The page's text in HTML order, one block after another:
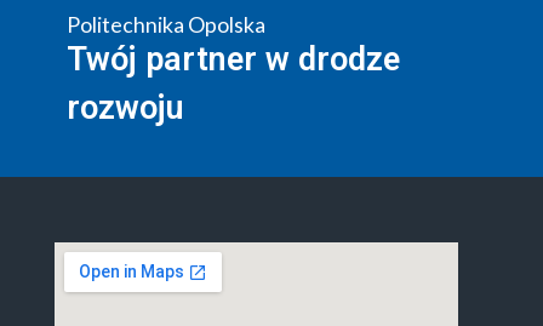
Politechnika Opolska
Twój partner w drodze
rozwoju